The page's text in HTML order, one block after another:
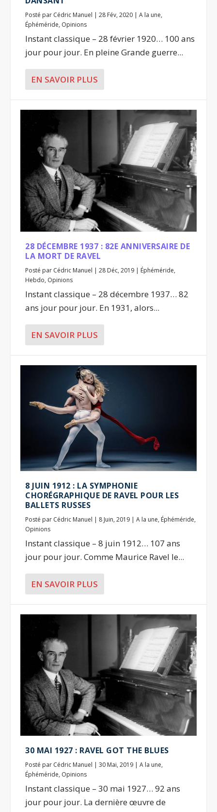
Posté par Cédric Manuel |28 Fév, 2020 |A la une,
Éphéméride, Opinions
Instant classique – 28 février 1920… 100 ans
jour pour jour. En pleine Grande guerre...
EN SAVOIR PLUS
28 DÉCEMBRE 1937 : 82E ANNIVERSAIRE DE
LA MORT DE RAVEL
Posté par Cédric Manuel |28 Déc, 2019 | Éphéméride,
Hebdo, Opinions
Instant classique – 28 décembre 1937… 82
ans jour pour jour. En 1931, alors...
EN SAVOIR PLUS
8 JUIN 1912 : LA SYMPHONIE
CHORÉGRAPHIQUE DE RAVEL POUR LES
BALLETS RUSSES
Posté par Cédric Manuel | 8 Juin, 2019 |A la une, Éphéméride,
Opinions
Instant classique – 8 juin 1912… 107 ans
jour pour jour. Comme Maurice Ravel le...
EN SAVOIR PLUS
30 MAI 1927 : RAVEL GOT THE BLUES
Posté par Cédric Manuel |30 Mai, 2019 |A la une,
Éphéméride, Opinions
Instant classique – 30 mai 1927… 92 ans
jour pour jour. La dernière œuvre de